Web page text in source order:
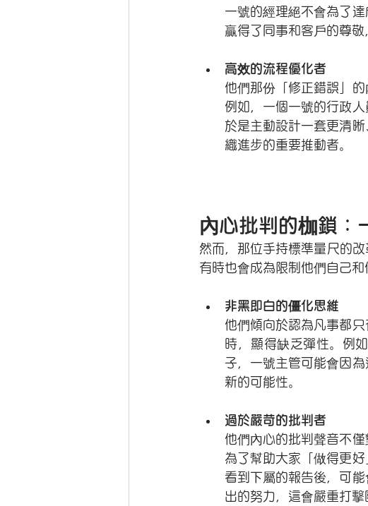
一號的經理絕不會為了
贏得了同事和客戶的尊敬
高效的流程優化者
他們那份「修正錯誤」
例如，一個一號的行政
於是主動設計一套更清
織進步的重要推動者。
內心批判的枷鎖：
然而，那位手持標準量尺的
有時也會成為限制他們自己和
非黑即白的僵化思維
他們傾向於認為凡事都
時，顯得缺乏彈性。例
子，一號主管可能會因
新的可能性。
過於嚴苛的批判者
他們內心的批判聲音不
為了幫助大家「做得更
看到下屬的報告後，可
出的努力，這會嚴重打擊